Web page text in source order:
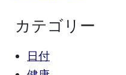
カテゴリー
日付